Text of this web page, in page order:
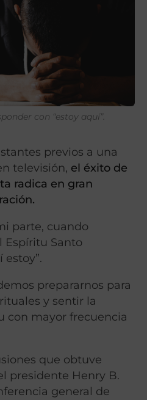
con “estoy aquí”.
previos a una
televisión, el éxito de
radica en gran
parte, cuando
Espíritu Santo
estoy”.
prepararnos para
y sentir la
con mayor frecuencia
que obtuve
presidente Henry B.
general de